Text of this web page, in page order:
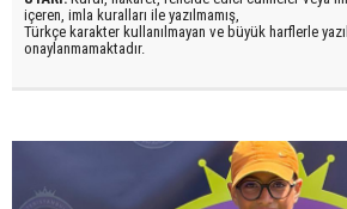
içeren, imla kuralları ile yazılmamış,
Türkçe karakter kullanılmayan ve büyük harflerle
onaylanmamaktadır.